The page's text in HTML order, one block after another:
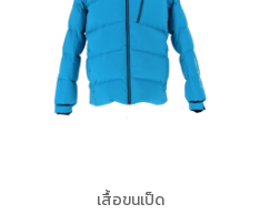
เสื้อขนเป็ด